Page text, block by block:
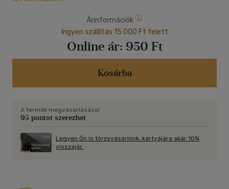
Árinformációk
Ingyen szállítás 15 000 Ft felett
Online ár: 950 Ft
Kosárba
A termék megvásárlásával
95 pontot szerezhet
Legyen Ön is törzsvásárlónk, kártyájára akár 10%
visszajár.